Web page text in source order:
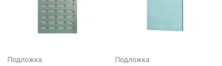
Подложка Подложка